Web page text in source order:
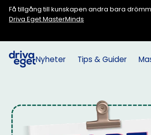
Få tillgång till kunskapen andra bara
Driva Eget MasterMinds
Nyheter Tips & Guider